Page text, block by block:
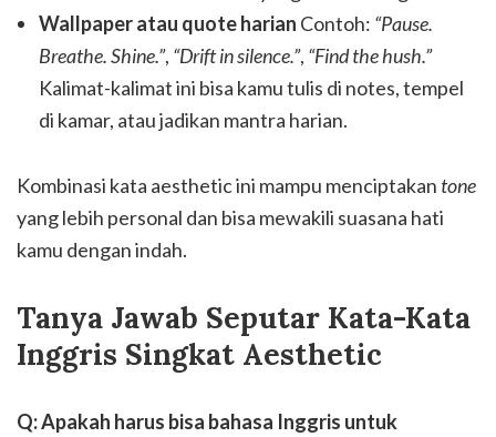
Wallpaper atau quote harian Contoh: “Pause.
Breathe. Shine.”, “Drift in silence.”, “Find the hush.”
Kalimat-kalimat ini bisa kamu tulis di notes, tempel
di kamar, atau jadikan mantra harian.
Kombinasi kata aesthetic ini mampu menciptakan tone
yang lebih personal dan bisa mewakili suasana hati
kamu dengan indah.
Tanya Jawab Seputar Kata-Kata
Inggris Singkat Aesthetic
Q: Apakah harus bisa bahasa Inggris untuk